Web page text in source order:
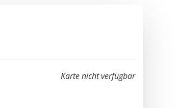
Karte nicht verfügbar